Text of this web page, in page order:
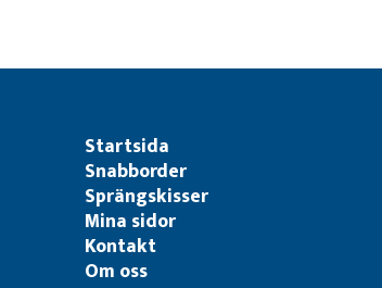
Startsida
Snabborder
Sprängskisser
Mina sidor
Kontakt
Om oss